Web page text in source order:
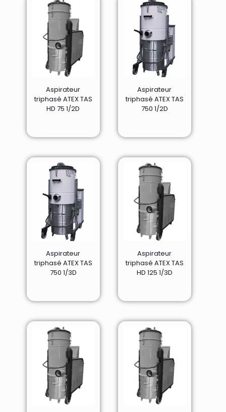
Aspirateur
triphasé ATEX TAS
HD 75 1/2D
Aspirateur
triphasé ATEX TAS
750 1/2D
Aspirateur
triphasé ATEX TAS
750 1/3D
Aspirateur
triphasé ATEX TAS
HD 125 1/3D